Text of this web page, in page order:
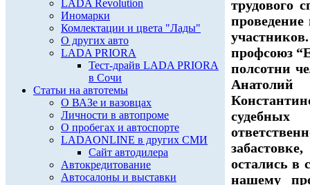
LADA Revolution
Иномарки
Комлектации и цвета "Лады"
О других авто
LADA PRIORA
Тест-драйв LADA PRIORA
в Сочи
Статьи на автотемы
О ВАЗе и вазовцах
Личности в автопроме
О пробегах и автоспорте
LADAONLINE в других СМИ
Сайт автодилера
Автокредитование
Автосалоны и выставки
трудового
проведение
профсоюз
полсотни
остались в
нашему